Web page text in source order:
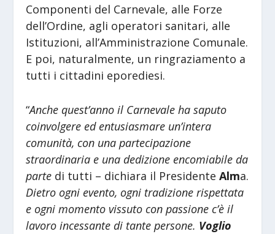
Componenti del Carnevale, alle Forze
dell’Ordine, agli operatori sanitari, alle
Istituzioni, all’Amministrazione Comunale.
E poi, naturalmente, un ringraziamento a
tutti i cittadini eporediesi.
“Anche quest’anno il Carnevale ha saputo
coinvolgere ed entusiasmare un’intera
comunità, con una partecipazione
straordinaria e una dedizione encomiabile da
parte di tutti – dichiara il PresidenteAlma.
Dietro ogni evento, ogni tradizione rispettata
e ogni momento vissuto con passione c’è il
lavoro incessante di tante persone. Voglio